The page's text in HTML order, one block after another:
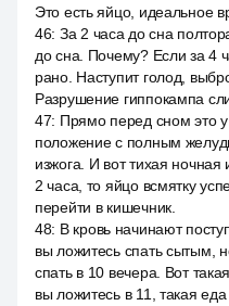
Это есть яйцо, идеальное
46: За 2 часа до сна
до сна. Почему? Если за 4
рано. Наступит голод,
Разрушение гиппокампа
47: Прямо перед сном это у
положение с полным
изжога. И вот тихая ночная
2 часа, то яйцо всмятку
перейти в кишечник.
48: В кровь начинают
вы ложитесь спать сытым,
спать в 10 вечера. Вот
вы ложитесь в 11, такая